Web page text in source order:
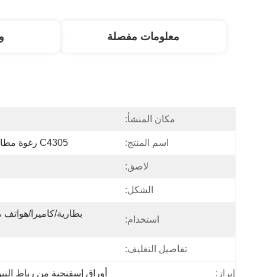
معلومات مفصلة
مكان المنشأ:
اسم المنتج: C4305 رغوة مطاط النيوبرين القابلة للاشتعال
لاصق:
الشكل:
استخدام:
تفاصيل التغليف:
إبراز: أوراق إسفنجية من رباط